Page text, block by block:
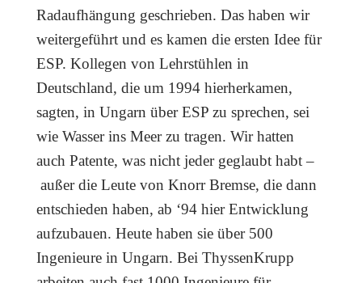
Radaufhängung geschrieben. Das haben wir
weitergeführt und es kamen die ersten Idee für
ESP. Kollegen von Lehrstühlen in
Deutschland, die um 1994 hierherkamen,
sagten, in Ungarn über ESP zu sprechen, sei
wie Wasser ins Meer zu tragen. Wir hatten
auch Patente, was nicht jeder geglaubt habt –
außer die Leute von Knorr Bremse, die dann
entschieden haben, ab ‘94 hier Entwicklung
aufzubauen. Heute haben sie über 500
Ingenieure in Ungarn. Bei ThyssenKrupp